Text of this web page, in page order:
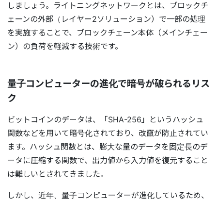
しましょう。ライトニングネットワークとは、ブロックチ
ェーンの外部（レイヤー2ソリューション）で一部の処理
を実施することで、ブロックチェーン本体（メインチェー
ン）の負荷を軽減する技術です。
量子コンピューターの進化で暗号が破られるリス
ク
ビットコインのデータは、「SHA-256」というハッシュ
関数などを用いて暗号化されており、改竄が防止されてい
ます。ハッシュ関数とは、膨大な量のデータを固定長のデ
ータに圧縮する関数で、出力値から入力値を復元すること
は難しいとされてきました。
しかし、近年、量子コンピューターが進化しているため、